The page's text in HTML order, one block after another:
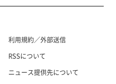
利用規約／外部送信
RSSについて
ニュース提供先について